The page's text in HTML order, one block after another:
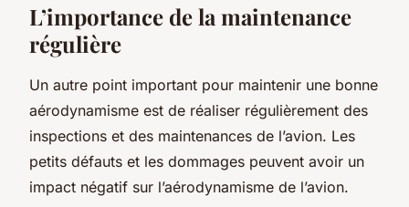
L’importance de la maintenance
régulière
Un autre point important pour maintenir une bonne
aérodynamisme est de réaliser régulièrement des
inspections et des maintenances de l’avion. Les
petits défauts et les dommages peuvent avoir un
impact négatif sur l’aérodynamisme de l’avion.